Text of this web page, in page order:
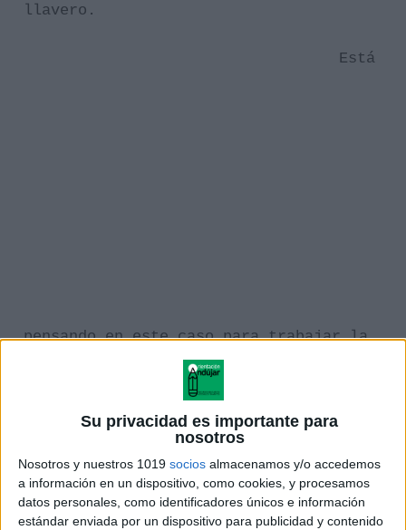
Su privacidad es importante para
nosotros
Nosotros y nuestros 1019 socios almacenamos y/o accedemos
a información en un dispositivo, como cookies, y procesamos
datos personales, como identificadores únicos e información
estándar enviada por un dispositivo para publicidad y contenido
llavero.
Está
pensando en este caso para trabajar la
lectura según la consonante que
queramos reforzar, para ello he
incluido todas las consonantes con
palabras que contienen hasta tres o
cuatro sílabas.